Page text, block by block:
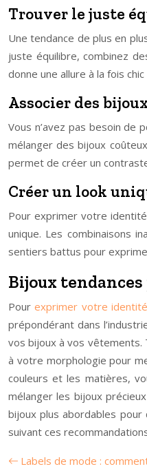
Trouver le juste
Une tendance de plus en
juste équilibre, combinez
donne une allure à la fois
Associer des
Vous n’avez pas besoin de
mélanger des bijoux
permet de créer un
Créer un look
Pour exprimer votre
unique. Les combinaisons
sentiers battus pour
Bijoux tendances
Pourexprimer votre
prépondérant dans
vos bijoux à vos vêtements.
à votre morphologie pour
couleurs et les matières,
mélanger les bijoux
bijoux plus abordables pour
suivant ces
Labels de mode :